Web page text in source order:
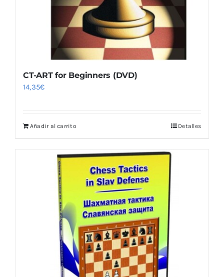
CT-ART for Beginners (DVD)
14,35€
Añadir al carrito Detalles